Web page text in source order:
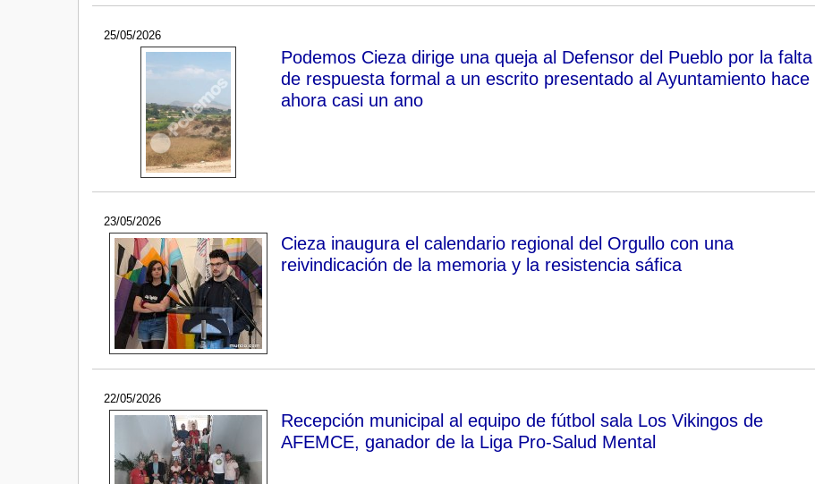
25/05/2026
Podemos Cieza dirige una queja al Defensor del Pueblo por la falta
de respuesta formal a un escrito presentado al Ayuntamiento hace
ahora casi un ano
23/05/2026
Cieza inaugura el calendario regional del Orgullo con una
reivindicación de la memoria y la resistencia sáfica
22/05/2026
Recepción municipal al equipo de fútbol sala Los Vikingos de
AFEMCE, ganador de la Liga Pro-Salud Mental